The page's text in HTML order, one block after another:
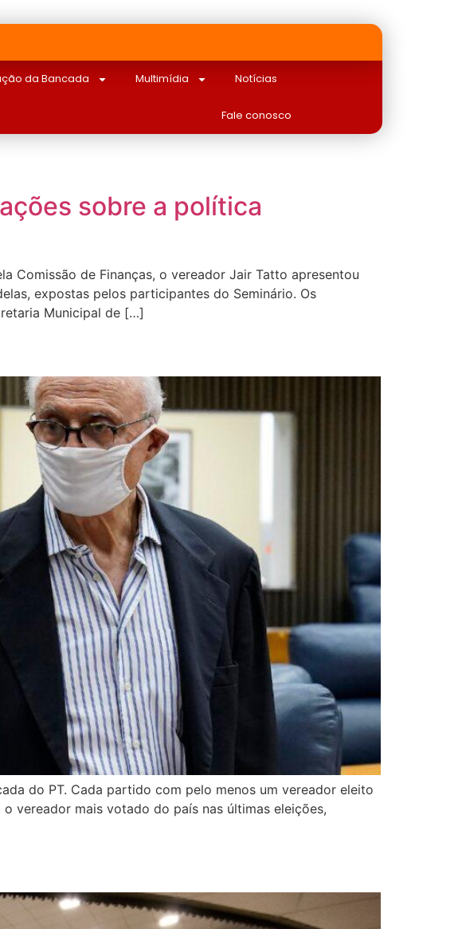
da Bancada Multimídia Notícias
Fale conosco
sobre a política
Comissão de Finanças, o vereador Jair Tatto apresentou
expostas pelos participantes do Seminário. Os
Municipal de […]
do PT. Cada partido com pelo menos um vereador eleito
vereador mais votado do país nas últimas eleições,